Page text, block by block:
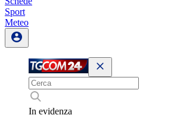
Sport
Meteo
In evidenza